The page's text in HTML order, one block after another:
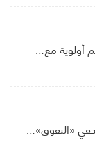
أولوية مع…
«التفوق»…